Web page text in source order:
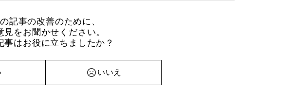
記事の改善のために、
見をお聞かせください。
事はお役に立ちましたか？
いいえ